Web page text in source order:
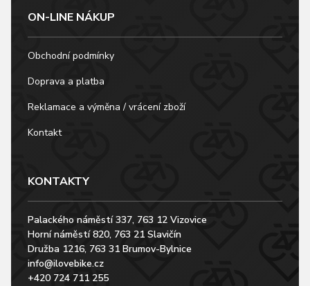
ON-LINE NÁKUP
Obchodní podmínky
Doprava a platba
Reklamace a výměna / vrácení zboží
Kontakt
KONTAKTY
Palackého náměstí 337, 763 12 Vizovice
Horní náměstí 820, 763 21 Slavičín
Družba 1216, 763 31 Brumov-Bylnice
info@ilovebike.cz
+420 724 711 255